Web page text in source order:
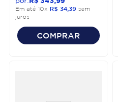
Em até 10x R$ 34,39 sem
juros
COMPRAR